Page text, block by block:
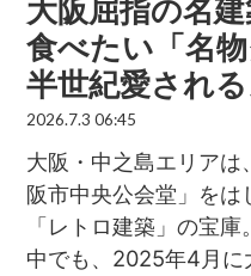
大阪屈指の名
食べたい「名
半世紀愛され
2026.7.3 06:45
大阪・中之島エリアは
阪市中央公会堂」をは
「レトロ建築」の宝庫
中でも、2025年4月に